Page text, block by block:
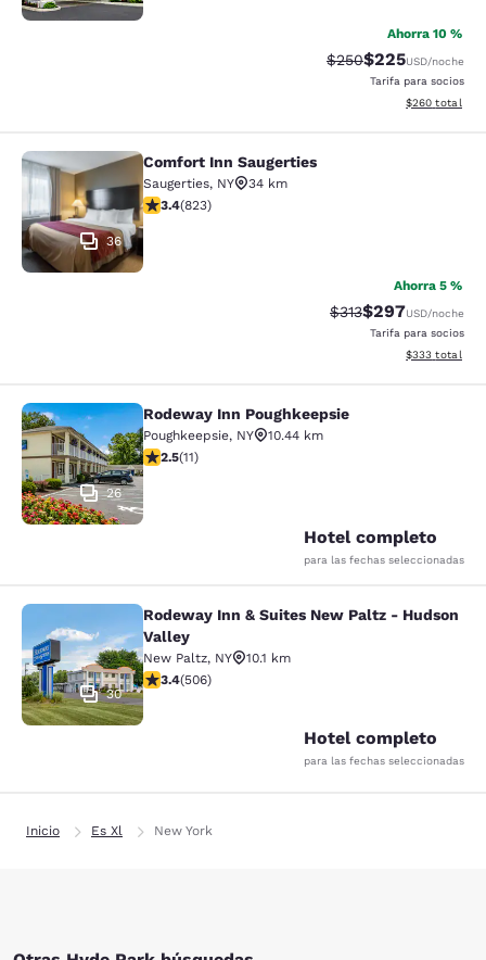
Ahorra 10 %
Precio tachado:
$250Precio con
$225USD/noche
Tarifa para socios
Ver detalles
$260 total
Comfort Inn Saugerties
36
Comfort Inn Saugerties
Saugerties, NY
34 km
calificación de 3.43 estrellas. Bueno. 823 reseñas
3.4(823)
Ahorra 5 %
Precio tachado:
$313Precio con
$297USD/noche
Tarifa para socios
Ver detalles
$333 total
Rodeway Inn Poughkeepsie
26
Rodeway Inn Poughkeepsie
Poughkeepsie, NY
10.44 km
calificación de 2.45 estrellas. Feria. 11 reseñas
2.5(11)
Hotel completo
para las fechas seleccionadas
Rodeway Inn & Suites New Paltz -
30
Rodeway Inn & Suites New Paltz - Hudson
Valley
New Paltz, NY
10.1 km
calificación de 3.42 estrellas. Bueno. 506 reseñas
3.4(506)
Hotel completo
para las fechas seleccionadas
Inicio Es Xl New York